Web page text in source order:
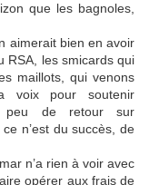
que les bagnoles,
aimerait bien en avoir
RSA, les smicards qui
maillots, qui venons
voix pour soutenir
peu de retour sur
n’est du succès, de
n’a rien à voir avec
opérer aux frais de